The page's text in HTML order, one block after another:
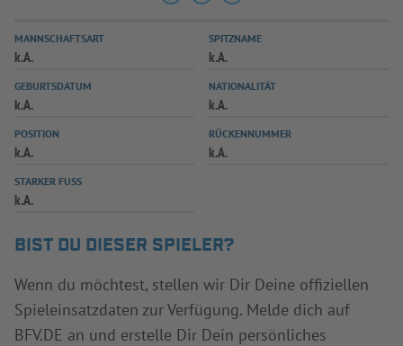
SPIELPLUS
MANNSCHAFTSART
k.A.
SPITZNAME
k.A.
GEBURTSDATUM
k.A.
NATIONALITÄT
k.A.
POSITION
k.A.
RÜCKENNUMMER
k.A.
STARKER FUSS
k.A.
BIST DU DIESER SPIELER?
Wenn du möchtest, stellen wir Dir Deine offiziellen
Spieleinsatzdaten zur Verfügung. Melde dich auf
BFV.DE an und erstelle Dir Dein persönliches